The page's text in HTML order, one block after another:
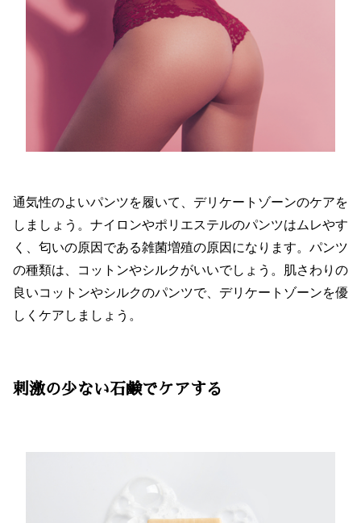
通気性のよいパンツを履いて、デリケートゾーンのケアを
しましょう。ナイロンやポリエステルのパンツはムレやす
く、匂いの原因である雑菌増殖の原因になります。パンツ
の種類は、コットンやシルクがいいでしょう。肌さわりの
良いコットンやシルクのパンツで、デリケートゾーンを優
しくケアしましょう。
刺激の少ない石鹸でケアする